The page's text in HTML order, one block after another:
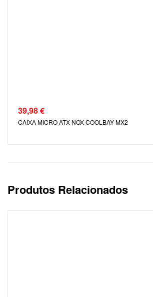
39,98€
CAIXA MICRO ATX NOX COOLBAY MX2
Produtos Relacionados